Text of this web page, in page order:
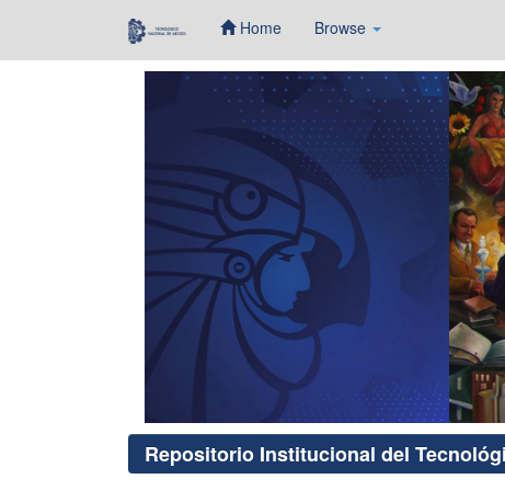
Home Browse
Repositorio Institucional del